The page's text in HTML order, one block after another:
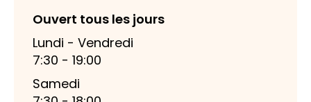
Ouvert tous les jours
Lundi - Vendredi
7:30 - 19:00
Samedi